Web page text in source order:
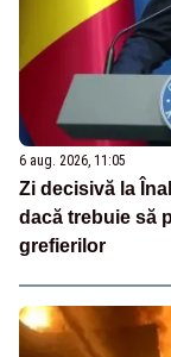
6 aug. 2026, 11:05
Zi decisivă la
dacă trebuie să
grefierilor